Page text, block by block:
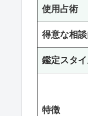
使用占術
得意な相
鑑定スタ
特徴